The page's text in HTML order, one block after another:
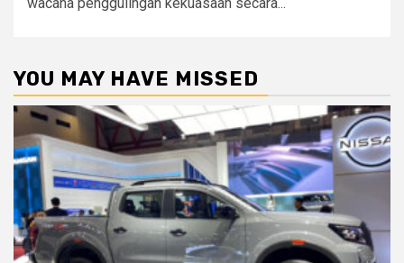
YOU MAY HAVE MISSED